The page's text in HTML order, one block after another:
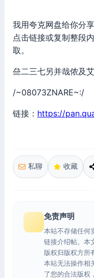
我用夸克网盘给你分
点击链接或复制整段
取。
亝二三七另并哉侬及
/~08073ZNARE~:/
链接： https://
私聊 收藏
免责声明
本站不存储任何
链接介绍帖。本
版权归版权方所
本站无法操作相
了您的合法版权